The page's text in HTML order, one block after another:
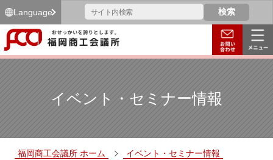
Language
イベント・セミナー情報
福岡商工会議所 ホーム イベント・セミナー情報